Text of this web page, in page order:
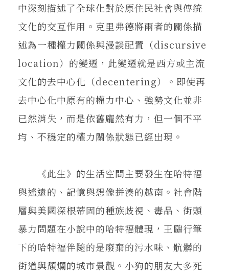
中深刻描述了全球化對於原住民社會與傳統
文化的交互作用。克里弗德將兩者的關係描
述為一種權力關係與漫談配置（discursive
location）的變遷，此變遷就是西方或主流
文化的去中心化（decentering）。即使再
去中心化中原有的權力中心、強勢文化並非
已然消失，而是依舊龐然有力，但一個不平
均、不穩定的權力關係狀態已經出現。
《此生》的生活空間主要發生在哈特福
與遙遠的、記憶與想像拼湊的越南。社會階
層與美國深根蒂固的種族歧視、毒品、街頭
暴力問題在小說中的哈特福體現，王鷗行筆
下的哈特福伴隨的是廢棄的污水味、骯髒的
街道與頹爛的城市景觀。小狗的朋友大多死